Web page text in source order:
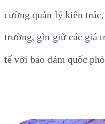
cường quản lý kiến
trường, gìn giữ các giá
tế với bảo đảm quốc